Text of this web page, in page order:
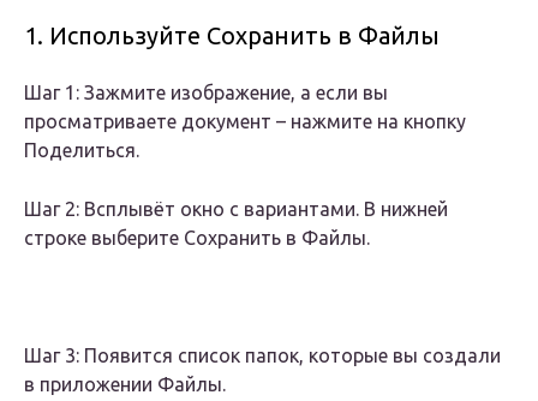
1. Используйте Сохранить в Файлы
Шаг 1: Зажмите изображение, а если вы
просматриваете документ – нажмите на кнопку
Поделиться.
Шаг 2: Всплывёт окно с вариантами. В нижней
строке выберите Сохранить в Файлы.
Шаг 3: Появится список папок, которые вы создали
в приложении Файлы.